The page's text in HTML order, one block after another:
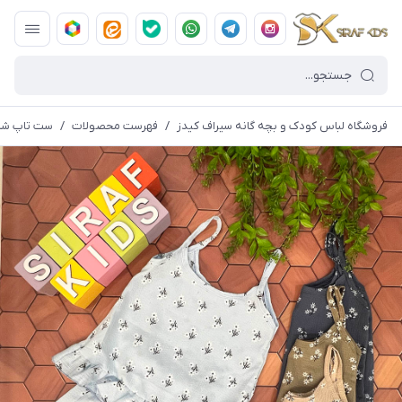
فروشگاه لباس کودک و بچه گانه سیراف کیدز / فهرست محصولات / ست تاپ